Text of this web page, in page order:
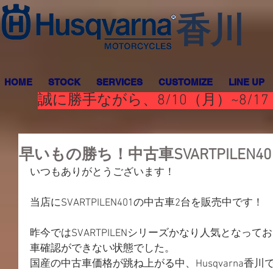
香川
HOME STOCK SERVICES CUSTOMIZE LINE UP
誠に勝手ながら、8/10（月）~8/
早いもの勝ち！中古車
いつもありがとうございます！
当店にSVARTPILEN401の中古車2台を販売中です！
昨今ではSVARTPILENシリーズかなり人気となって
車確認ができない状態でした。
国産の中古車価格が跳ね上がる中、Husqvarna香川